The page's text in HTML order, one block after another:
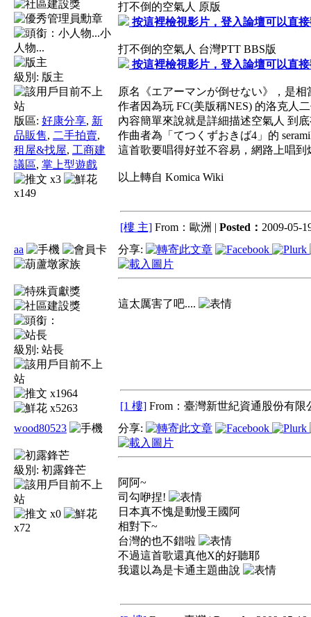
小
人物...
級別: 版主
版區: 好康分享, 新
品販售, 二手拍賣,
租屋&找屋, 工商建
議區, 掌上型遊戲
x3
x149
打不倒的空氣人 原版
按這裡檢視影片，登入論壇可以直
打不倒的空氣人 台灣PTT BBS版
按這裡檢視影片，登入論壇可以直
原名《エアーマンが倒せない》，是
作者因為玩 FC(美版稱NES) 的洛克人
內容簡單來說就是詳細描述空氣人 到
作曲者為「てつくずおきば4」的
這首歌要唱得好並不容易，網路上唱到
以上轉自 Komica Wiki
[樓 主] From：歐洲 | Posted： 2009-05-
aa
級別: 站長
x1964
x5263
分享:
這太厲害了吧....
[1 樓] From：臺灣新世紀資通股份有限
wood80523
級別: 初露鋒芒
x0
x72
分享:
阿阿~
司勾咿捏!
日本真不愧是動慢王國阿
相對下~
台灣的也不錯啦
不過這首歌還真他X的好聽耶
我還以為是卡通主題曲說